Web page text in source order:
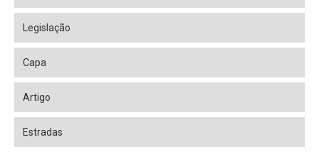
Legislação
Capa
Artigo
Estradas